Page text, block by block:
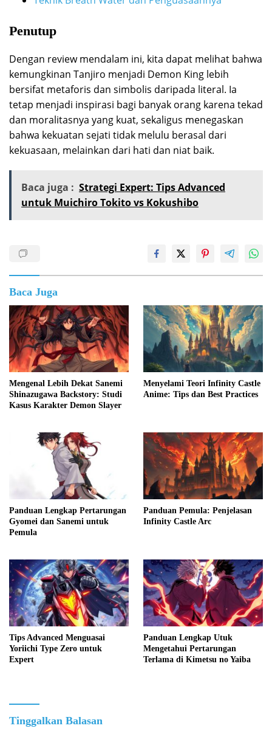
Penutup
Dengan review mendalam ini, kita dapat melihat bahwa
kemungkinan Tanjiro menjadi Demon King lebih
bersifat metaforis dan simbolis daripada literal. Ia
tetap menjadi inspirasi bagi banyak orang karena tekad
dan moralitasnya yang kuat, sekaligus menegaskan
bahwa kekuatan sejati tidak melulu berasal dari
kekuasaan, melainkan dari hati dan niat baik.
Baca juga : Strategi Expert: Tips Advanced
untuk Muichiro Tokito vs Kokushibo
Baca Juga
Mengenal Lebih Dekat Sanemi
Shinazugawa Backstory: Studi
Kasus Karakter Demon Slayer
Menyelami Teori Infinity Castle
Anime: Tips dan Best Practices
Panduan Lengkap Pertarungan
Gyomei dan Sanemi untuk
Pemula
Panduan Pemula: Penjelasan
Infinity Castle Arc
Tips Advanced Menguasai
Yoriichi Type Zero untuk
Expert
Panduan Lengkap Utuk
Mengetahui Pertarungan
Terlama di Kimetsu no Yaiba
Tinggalkan Balasan